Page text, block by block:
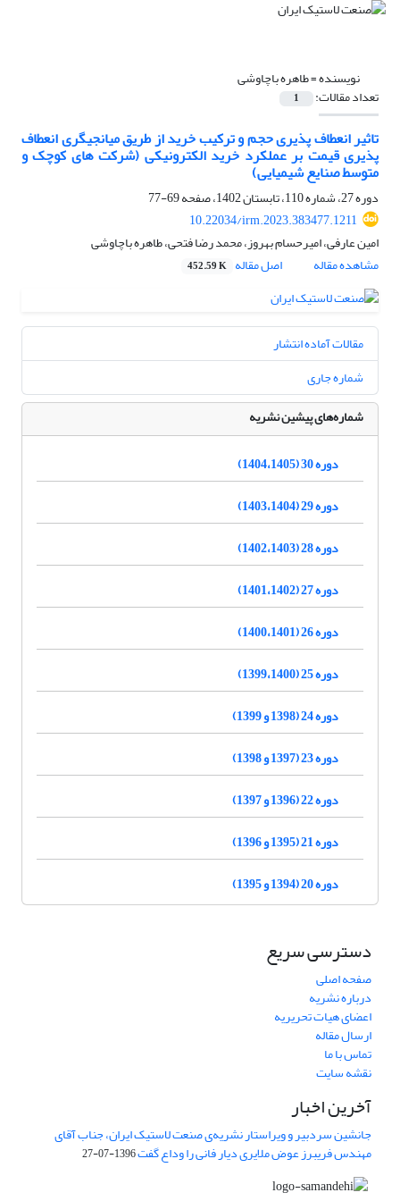
نویسنده =طاهره باچاوشی
تعداد مقالات: 1
تاثیر انعطاف پذیری حجم و ترکیب خرید از طریق میانجیگری انعطاف
پذیری قیمت بر عملکرد خرید الکترونیکی (شرکت های کوچک و
متوسط صنایع شیمیایی)
دوره 27، شماره 110، تابستان 1402، صفحه
69-77
10.22034/irm.2023.383477.1211
امین عارفی، امیرحسام بهروز، محمد رضا فتحی، طاهره باچاوشی
مشاهده مقاله
اصل مقاله 452.59 K
مقالات آماده انتشار
شماره جاری
شماره‌های پیشین نشریه
دوره 30 (1404،1405)
دوره 29 (1403،1404)
دوره 28 (1402،1403)
دوره 27 (1401،1402)
دوره 26 (1400،1401)
دوره 25 (1399،1400)
دوره 24 (1398 و 1399)
دوره 23 (1397 و 1398)
دوره 22 (1396 و 1397)
دوره 21 (1395 و 1396)
دوره 20 (1394 و 1395)
دسترسی سریع
صفحه اصلی
درباره نشریه
اعضای هیات تحریریه
ارسال مقاله
تماس با ما
نقشه سایت
آخرین اخبار
جانشین سردبیر و ویراستار نشریه‌ی صنعت لاستیک ایران، جناب آقای
مهندس فریبرز عوض ملایری دیار فانی را وداع گفت1396-07-27